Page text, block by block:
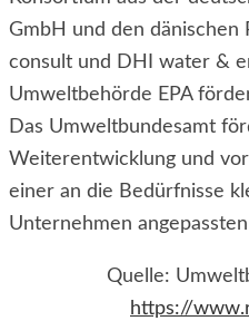
GmbH und den dänischen
consult und DHI water &
Umweltbehörde EPA
Das Umweltbundesamt
Weiterentwicklung und
einer an die Bedürfnisse
Unternehmen
Quelle:
https://